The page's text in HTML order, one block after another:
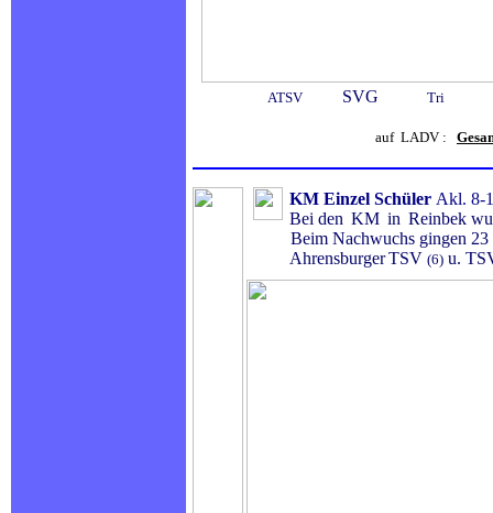
ATSV SVG Tri
auf LADV :
KM Einzel Schüler Akl. 8-
Bei den KM in Reinbek
Beim Nachwuchs gingen 23
AhrensburgerTSV (6) u.